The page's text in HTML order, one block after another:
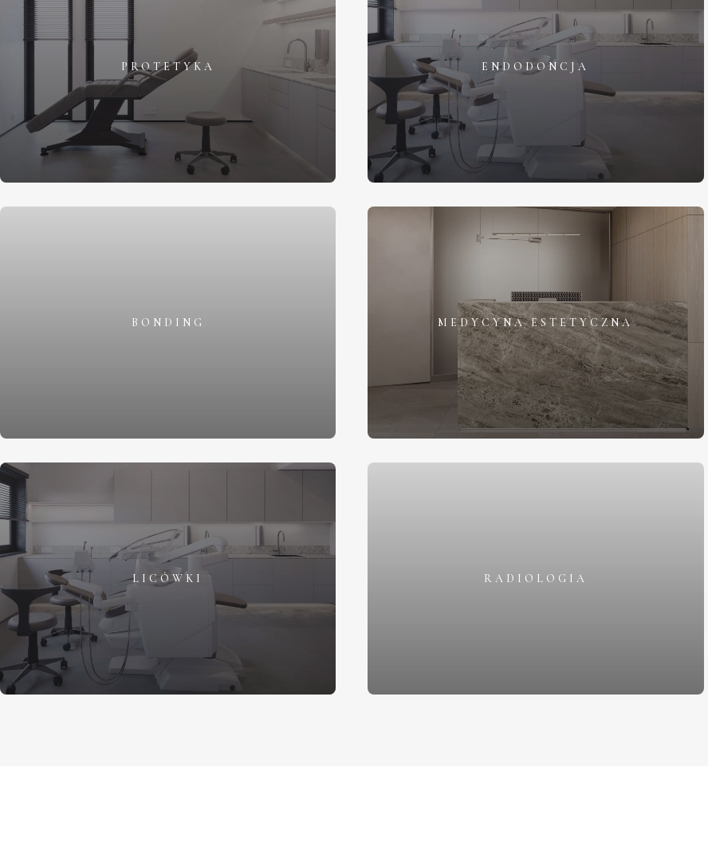
PROTETYKA ENDODONCJA
BONDING MEDYCYNA ESTETYCZNA
LICÓWKI RADIOLOGIA